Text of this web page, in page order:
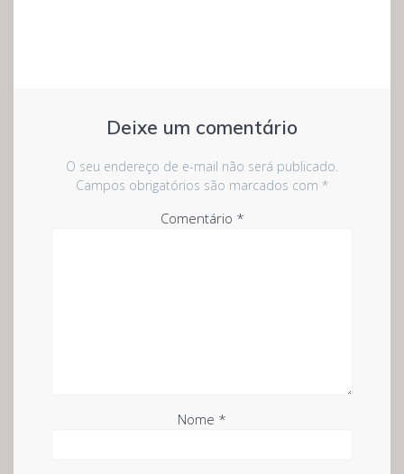
Deixe um comentário
O seu endereço de e-mail não será publicado.
Campos obrigatórios são marcados com *
Comentário *
Nome *